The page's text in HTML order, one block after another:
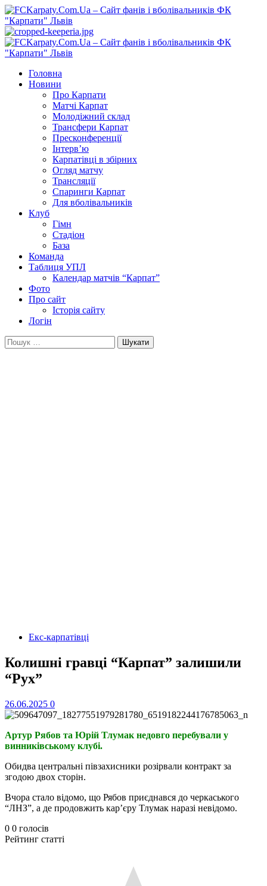
Перейти
до
вмісту
Primary
Menu
Головна
Новини
Про Карпати
Матчі Карпат
Молодіжний склад
Трансфери Карпат
Пресконференції
Інтерв’ю
Карпатівці в збірних
Огляд матчу
Трансляції
Спаринги Карпат
Для вболівальників
Клуб
Гімн
Стадіон
База
Команда
Таблиця УПЛ
Календар матчів “Карпат”
Фото
Про сайт
Історія сайту
Логін
Пошук:
Екс-карпатівці
Колишні гравці “Карпат” залишили
“Рух”
26.06.2025 0
Артур Рябов та Юрій Тлумак недовго перебували у
винниківському клубі.
Обидва центральні півзахисники розірвали контракт за
згодою двох сторін.
Вчора стало відомо, що Рябов приєднався до черкаського
“ЛНЗ”, а де продовжить кар’єру Тлумак наразі невідомо.
0 0 голосів
Рейтинг статті